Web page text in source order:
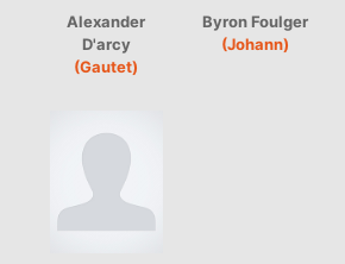
Alexander
D'arcy
(Gautet)
Byron Foulger
(Johann)